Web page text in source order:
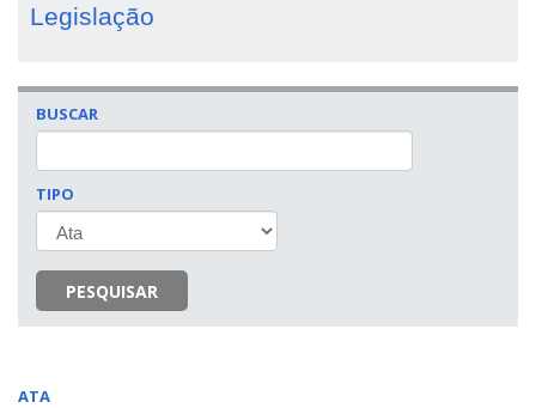
Legislação
BUSCAR
TIPO
PESQUISAR
ATA